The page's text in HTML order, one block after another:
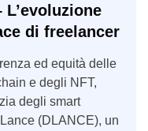
L’evoluzione
di freelancer
ed equità delle
e degli NFT,
degli smart
(DLANCE), un